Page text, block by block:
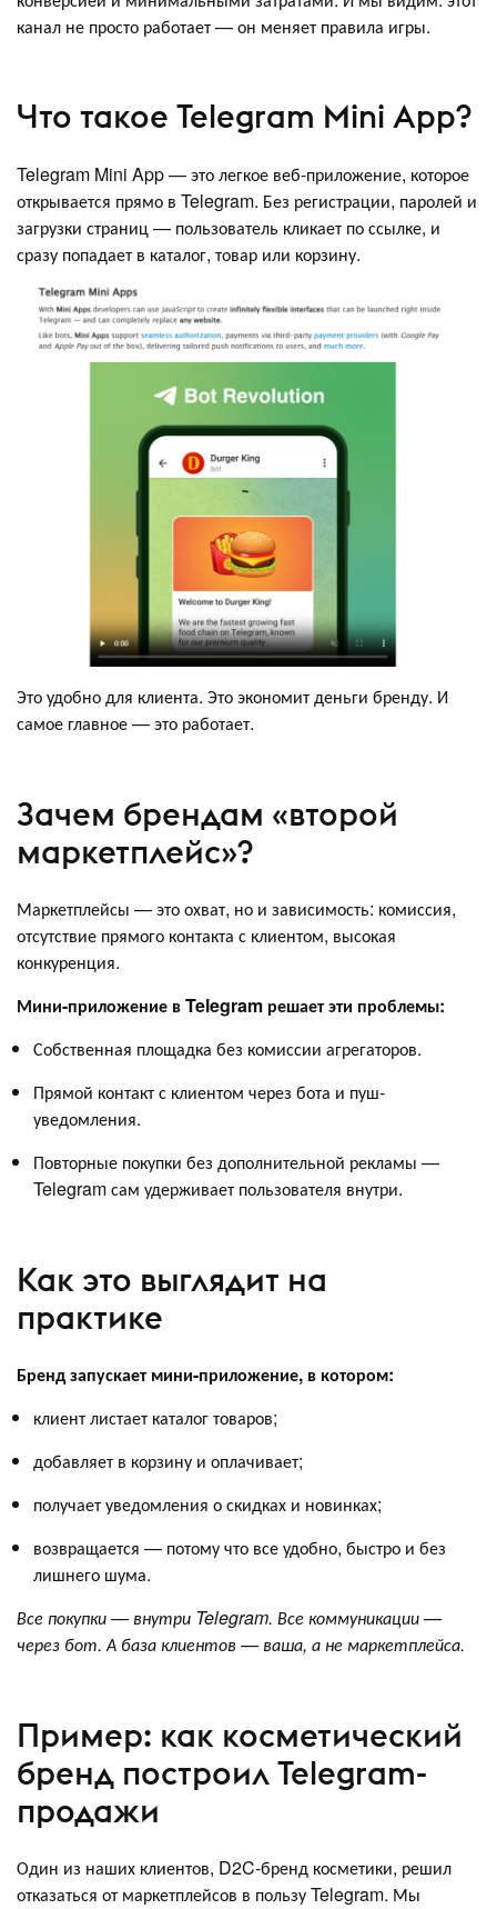
канал не просто работает — он меняет правила игры.
Что такое Telegram Mini App?
Telegram Mini App — это легкое веб-приложение, которое
открывается прямо в Telegram. Без регистрации, паролей и
загрузки страниц — пользователь кликает по ссылке, и
сразу попадает в каталог, товар или корзину.
Это удобно для клиента. Это экономит деньги бренду. И
самое главное — это работает.
Зачем брендам «второй
маркетплейс»?
Маркетплейсы — это охват, но и зависимость: комиссия,
отсутствие прямого контакта с клиентом, высокая
конкуренция.
Мини-приложение в Telegram решает эти проблемы:
Собственная площадка без комиссии агрегаторов.
Прямой контакт с клиентом через бота и пуш-
уведомления.
Повторные покупки без дополнительной рекламы —
Telegram сам удерживает пользователя внутри.
Как это выглядит на
практике
Бренд запускает мини-приложение, в котором:
клиент листает каталог товаров;
добавляет в корзину и оплачивает;
получает уведомления о скидках и новинках;
возвращается — потому что все удобно, быстро и без
лишнего шума.
Все покупки — внутри Telegram. Все коммуникации —
через бот. А база клиентов — ваша, а не маркетплейса.
Пример: как косметический
бренд построил Telegram-
продажи
Один из наших клиентов, D2C-бренд косметики, решил
отказаться от маркетплейсов в пользу Telegram. Мы